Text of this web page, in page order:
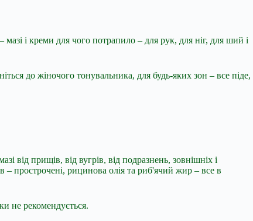
і креми для чого потрапило – для рук, для ніг, для ший і
до жіночого тонувальника, для будь-яких зон – все піде,
від прищів, від вугрів, від подразнень, зовнішніх і
– прострочені, рицинова олія та риб'ячий жир – все в
не рекомендується.